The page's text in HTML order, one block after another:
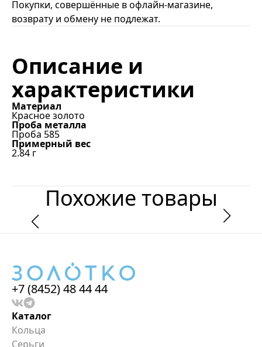
Покупки, совершённые в офлайн-магазине,
возврату и обмену не подлежат.
Описание и
характеристики
Материал
Красное золото
Проба металла
Проба 585
Примерный вес
2.84 г
Похожие товары
+7 (8452) 48 44 44
Каталог
Кольца
Серьги